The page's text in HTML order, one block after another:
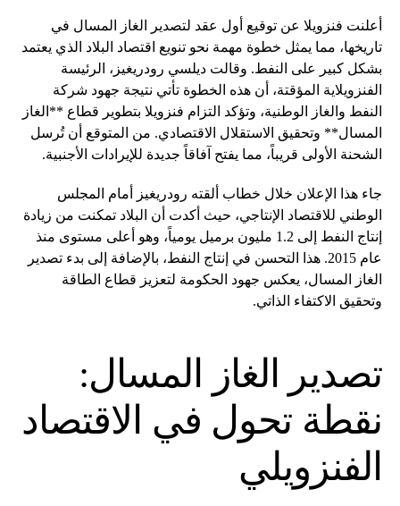
أعلنت فنزويلا عن توقيع أول عقد لتصدير الغاز المسال في
تاريخها، مما يمثل خطوة مهمة نحو تنويع اقتصاد البلاد الذي يعتمد
بشكل كبير على النفط. وقالت ديلسي رودريغيز، الرئيسة
الفنزويلاية المؤقتة، أن هذه الخطوة تأتي نتيجة جهود شركة
النفط والغاز الوطنية، وتؤكد التزام فنزويلا بتطوير قطاع **الغاز
المسال** وتحقيق الاستقلال الاقتصادي. من المتوقع أن تُرسل
الشحنة الأولى قريباً، مما يفتح آفاقاً جديدة للإيرادات الأجنبية.
جاء هذا الإعلان خلال خطاب ألقته رودريغيز أمام المجلس
الوطني للاقتصاد الإنتاجي، حيث أكدت أن البلاد تمكنت من زيادة
إنتاج النفط إلى 1.2 مليون برميل يومياً، وهو أعلى مستوى منذ
عام 2015. هذا التحسن في إنتاج النفط، بالإضافة إلى بدء تصدير
الغاز المسال، يعكس جهود الحكومة لتعزيز قطاع الطاقة
وتحقيق الاكتفاء الذاتي.
تصدير الغاز المسال:
نقطة تحول في الاقتصاد
الفنزويلي